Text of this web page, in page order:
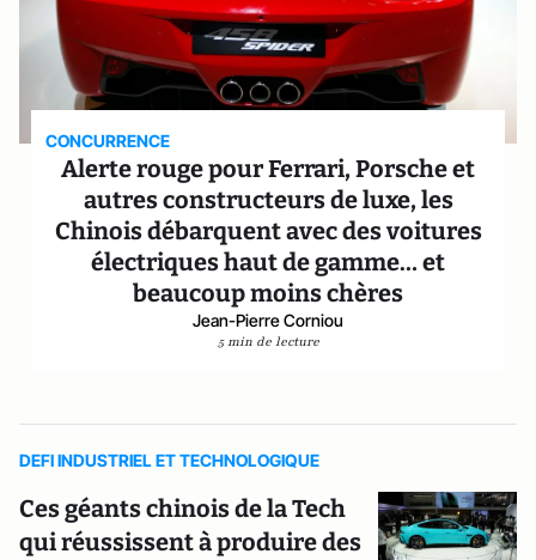
CONCURRENCE
Alerte rouge pour Ferrari, Porsche et
autres constructeurs de luxe, les
Chinois débarquent avec des voitures
électriques haut de gamme… et
beaucoup moins chères
Jean-Pierre Corniou
5 min de lecture
DEFI INDUSTRIEL ET TECHNOLOGIQUE
Ces géants chinois de la Tech
qui réussissent à produire des